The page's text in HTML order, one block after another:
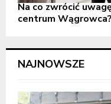
Na co zwrócić
centrum Wągrowca?
NAJNOWSZE